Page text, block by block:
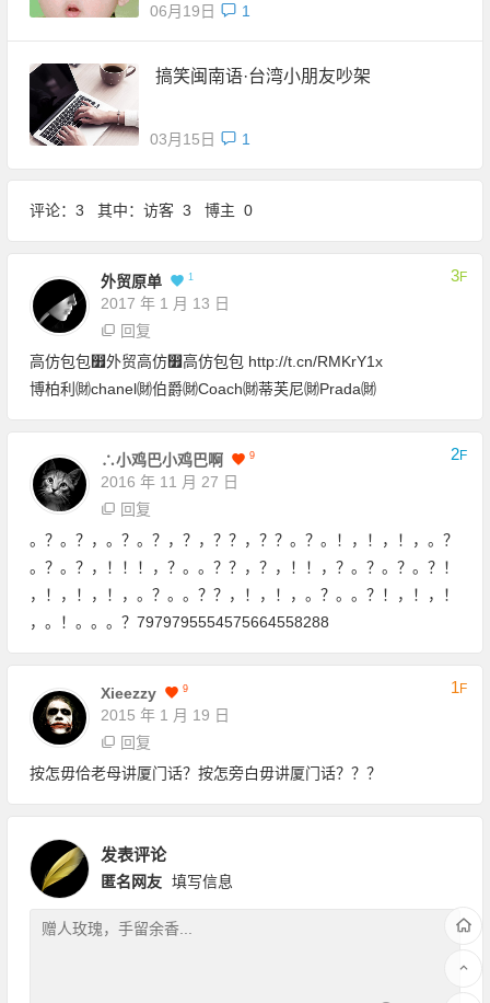
06月19日 1
搞笑闽南语·台湾小朋友吵架
03月15日 1
评论：3 其中：访客 3 博主 0
外贸原单 1
2017 年 1 月 13 日
3F
回复
高仿包包෿外贸高仿෿高仿包包 http://t.cn/RMKrY1x
博柏利㈶chanel㈶伯爵㈶Coach㈶蒂芙尼㈶Prada㈶
∴小鸡巴小鸡巴啊 9
2016 年 11 月 27 日
2F
回复
。？。？，。？。？，？，？？，？？。？。！，！，！，。？
。？。？，！！！，？。。？？，？，！！，？。？。？。？！
，！，！，！，。？。。？？，！，！，。？。。？！，！，！
，。！。。。？7979795554575664558288
Xieezzy 9
2015 年 1 月 19 日
1F
回复
按怎毋佮老母讲厦门话？按怎旁白毋讲厦门话？？？
发表评论
匿名网友 填写信息